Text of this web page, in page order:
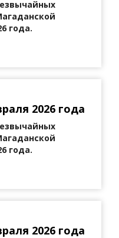
года.
2026 года
года.
2026 года